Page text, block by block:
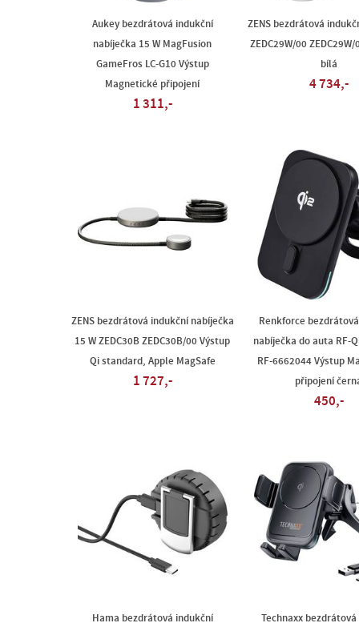
Aukey bezdrátová indukční
nabíječka 15 W MagFusion
GameFros LC-G10 Výstup
Magnetické připojení
1 311,-
ZENS bezdrátová
ZEDC29W/00
bílá
4 734,-
ZENS bezdrátová indukční nabíječka
15 W ZEDC30B ZEDC30B/00 Výstup
Qi standard, Apple MagSafe
1 727,-
Renkforce
nabíječka do auta RF-
RF-6662044 Výstup
připojení
450,-
Hama bezdrátová indukční
Technaxx